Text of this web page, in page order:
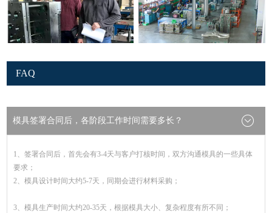
FAQ
模具签署合同后，各阶段工作时间需要多长？
1、签署合同后，首先会有3-4天与客户打核时间，双方沟通模具的一些具体
要求；
2、模具设计时间大约5-7天，同期会进行材料采购；
3、模具生产时间大约20-35天，根据模具大小、复杂程度有所不同；